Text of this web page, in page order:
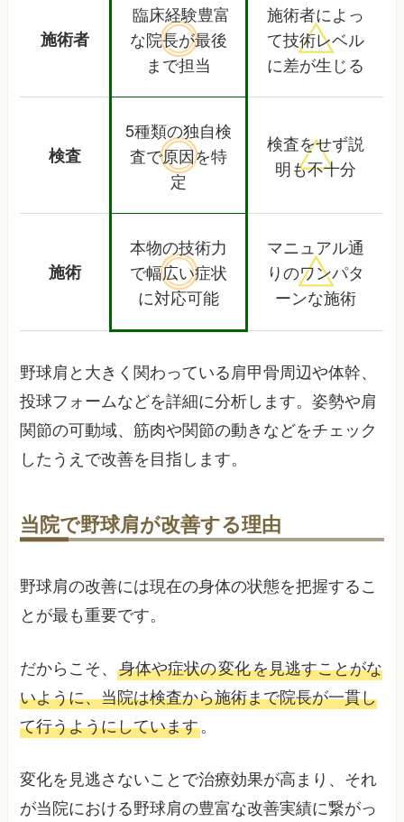
施術者
臨床経験豊富
な院長が最後
まで担当
施術者によっ
て技術レベル
に差が生じる
検査
5種類の独自検
査で原因を特
定
検査をせず説
明も不十分
施術
本物の技術力
で幅広い症状
に対応可能
マニュアル通
りのワンパタ
ーンな施術
野球肩と大きく関わっている肩甲骨周辺や体幹、
投球フォームなどを詳細に分析します。姿勢や肩
関節の可動域、筋肉や関節の動きなどをチェック
したうえで改善を目指します。
当院で野球肩が改善する理由
野球肩の改善には現在の身体の状態を把握するこ
とが最も重要です。
だからこそ、身体や症状の変化を見逃すことがな
いように、当院は検査から施術まで院長が一貫し
て行うようにしています。
変化を見逃さないことで治療効果が高まり、それ
が当院における野球肩の豊富な改善実績に繋がっ